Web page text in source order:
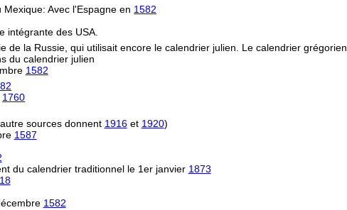
Avec l'Espagne en 1582
intégrante des USA.
de la Russie, qui utilisait encore le calendrier julien. Le calendrier grégorien
du calendrier julien
1582
1760
sources donnent 1916et 1920)
1587
du calendrier traditionnel le 1er janvier 1873
1582